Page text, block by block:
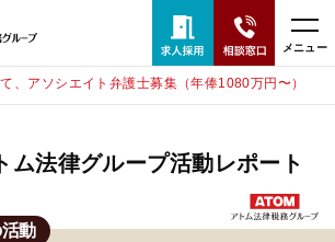
メニュー
（年俸1080万円〜） RECRUIT 東京にて、
ム法律グループ活動レポート
動
24時間365日全国対応
口はこちら